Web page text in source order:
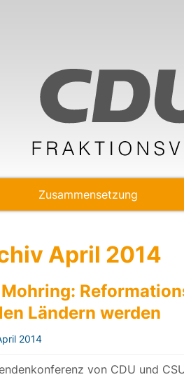
Zusammensetzung
April 2014
Ländern werden
2014
von CDU und